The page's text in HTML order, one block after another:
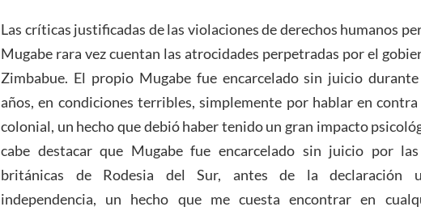
Las críticas justificadas de las violaciones de derechos humanos
Mugabe rara vez cuentan las atrocidades perpetradas por el
Zimbabue. El propio Mugabe fue encarcelado sin juicio
años, en condiciones terribles, simplemente por hablar en
colonial, un hecho que debió haber tenido un gran impacto
cabe destacar que Mugabe fue encarcelado sin juicio por
británicas de Rodesia del Sur, antes de la declaración
independencia, un hecho que me cuesta encontrar en